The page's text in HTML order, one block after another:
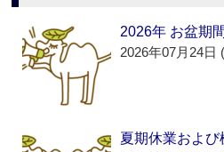
2026年 お盆期
2026年07月24日
夏期休業およ